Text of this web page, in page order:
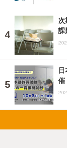
次
課
催